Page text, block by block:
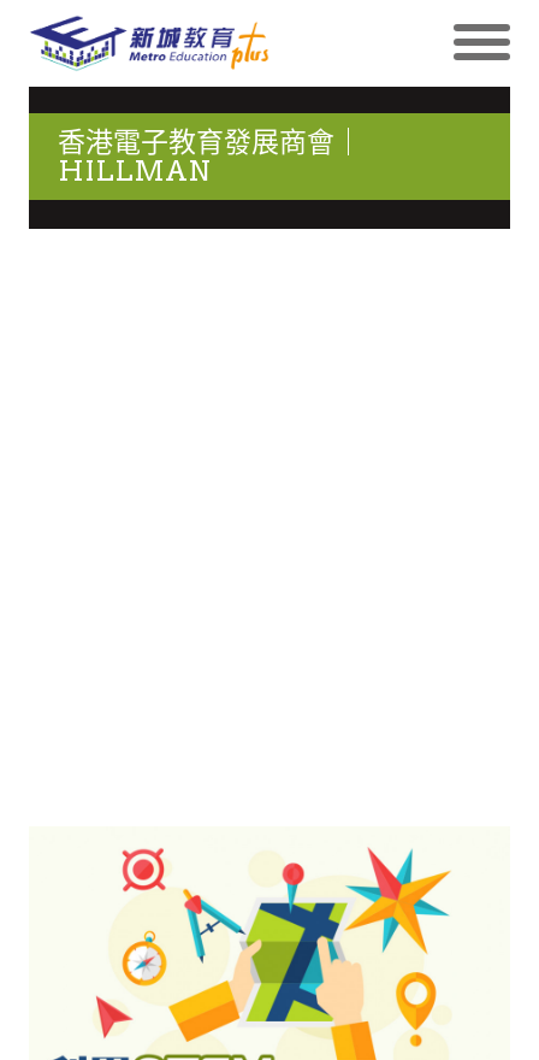
香港電子教育發展商會｜
HILLMAN